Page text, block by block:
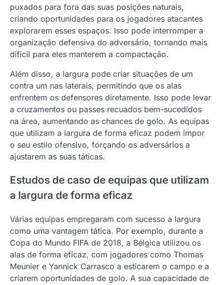
puxados para fora das suas posições naturais,
criando oportunidades para os jogadores atacantes
explorarem esses espaços. Isso pode interromper a
organização defensiva do adversário, tornando mais
difícil para eles manterem a compactação.
Além disso, a largura pode criar situações de um
contra um nas laterais, permitindo que os alas
enfrentem os defensores diretamente. Isso pode levar
a cruzamentos ou passes recuados bem-sucedidos
na área, aumentando as chances de golo. As equipas
que utilizam a largura de forma eficaz podem impor
o seu estilo ofensivo, forçando os adversários a
ajustarem as suas táticas.
Estudos de caso de equipas que utilizam
a largura de forma eficaz
Várias equipas empregaram com sucesso a largura
como uma vantagem tática. Por exemplo, durante a
Copa do Mundo FIFA de 2018, a Bélgica utilizou os
alas de forma eficaz, com jogadores como Thomas
Meunier e Yannick Carrasco a esticarem o campo e a
criarem oportunidades de golo. A sua capacidade de